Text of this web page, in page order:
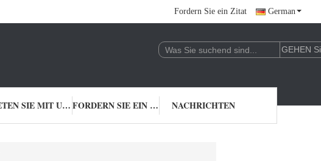
Fordern Sie ein Zitat German
TRETEN SIE MIT UNS IN VERBINDUNG FORDERN SIE EIN ZITAT NACHRICHTEN